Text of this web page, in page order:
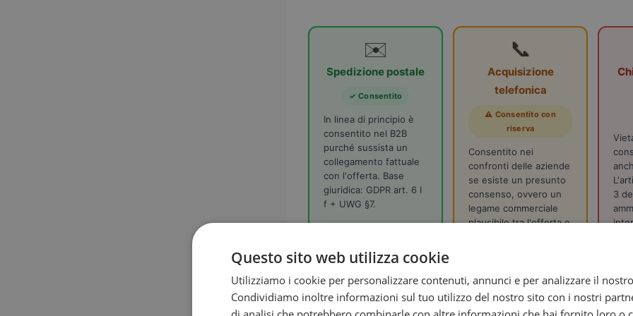
✉️
Spedizione postale
✓ Consentito
In linea di principio è
consentito nel B2B
purché sussista un
collegamento fattuale
con l'offerta. Base
giuridica: GDPR art. 6 I
f + UWG §7.
📞
Acquisizione
telefonica
⚠ Consentito con
riserva
Consentito nei
confronti delle aziende
se esiste un presunto
consenso, ovvero un
legame commerciale
plausibile tra l'offerta e
3
Dalla mia valutazione: chiunque desideri utilizzare gli indirizzi
Questo sito web utilizza cookie
Utilizziamo i cookie per personalizzare contenuti, annunci e per analizzare il
Condividiamo inoltre informazioni sul tuo utilizzo del nostro sito con i nostri